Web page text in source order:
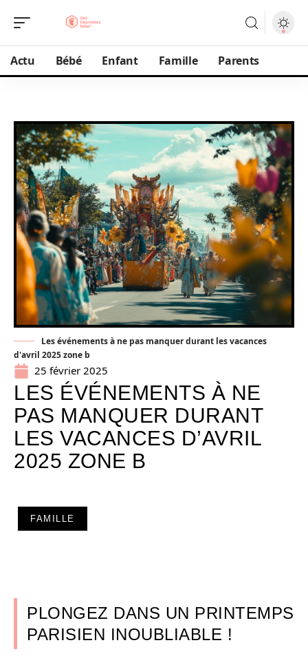
Actu Bébé Enfant Famille Parents
Les événements à ne pas manquer durant les vacances
d'avril 2025 zone b
25 février 2025
LES ÉVÉNEMENTS À NE
PAS MANQUER DURANT
LES VACANCES D’AVRIL
2025 ZONE B
FAMILLE
PLONGEZ DANS UN PRINTEMPS
PARISIEN INOUBLIABLE !